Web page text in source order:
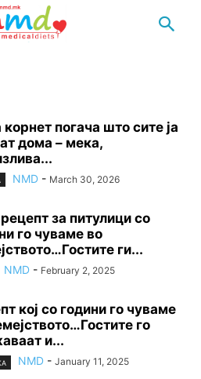
погача што сите ја
дома – мека,
NMD - March 30, 2026
за питулици со
го чуваме во
ги...
NMD - February 2, 2025
кој со години го чуваме
го
и...
NMD - January 11, 2025